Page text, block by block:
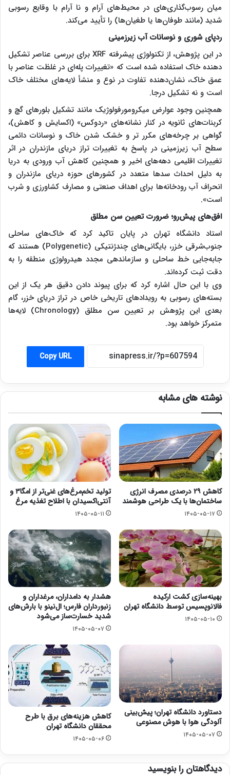
میان رسوب‌گذاری‌های در محیط‌های آرام و نا آرام با وقایع رسوبی
شدید (مانند طوفان‌ها یا طغیان‌ها) را تأیید می‌کند.
ردپای شوری و نوسانات آب زیرزمینی
در این پژوهش، از تکنولوژی پیشرفته XRF برای بررسی عناصر تشکیل
دهنده خاک استفاده شده است که «تغییرات پله‌ای در غلظت عناصر با
عمق خاک، نشان‌دهنده تفاوت در نوع و منشأ لایه‌های مختلف خاک
است و نه تشکیل درجا.
همچنین وجود عوارض میکرومورفولوژیک مانند تشکیل بلورهای گچ و
کربنات‌های ثانویه در کنار نشانه‌های «ردوکس» (اکسایش و کاهش)،
گواهی بر چرخه‌های مکرر تر و خشک شدن خاک و نوسانات دائمی
سطح آب زیرزمینی در پاسخ به تغییرات تراز دریای مازندران در اثر
تغییرات اقلیمی دهه‌های اخیر و همچنین کاهش آب ورودی به دریا
به دلیل احداث سدها متعدد در کشورهای حوزه دریای مازندران و
انحراف آب رودخانه‌ها برای اهداف صنعتی و مصارف کشاورزی و شرب
است».
افق‌های پیش‌رو؛ ضرورت تعیین سن مطلق
استاد دانشگاه تهران در پایان تاکید کرد که خاک‌های ساحلی
جنوب‌شرقی خزر، بایگانی‌های چندژنتیکی (Polygenetic) هستند که
جابه‌جایی خط ساحلی و سازماندهی مجدد هیدرولوژی منطقه را به
دقت ثبت کرده‌اند.
وی با این حال اشاره کرد که برای پیوند دادن دقیق هر یک از این
بسته‌های رسوبی به رویدادهای تاریخی خاص در تراز دریای خزر، گام
بعدی این پژوهش بر تعیین سن مطلق (Chronology) لایه‌ها
متمرکز خواهد بود.
Copy URL
نوشته های مشابه
کاهش ۲۹ درصدی مصرف انرژی
ساختمان‌ها با یک طراحی هوشمند
۱۴۰۵-۰۵-۱۷
تولید تخم‌مرغ‌های غنی‌تر از امگا۳ و
آنتی‌اکسیدان با اطلاح تغذیه مرغ
۱۴۰۵-۰۵-۱۱
بهینه‌سازی کشت ارکیده
فالانوپسیس توسط دانشگاه تهران
۱۴۰۵-۰۵-۱۰
هشدار به دامداران، مرغداران و
زنبورداران فارس؛ ال‌نینو با بارش‌های
شدید خسارت‌ساز می‌شود
۱۴۰۵-۰۵-۰۷
دستاورد دانشگاه تهران؛ پیش‌بینی
آلودگی هوا با هوش مصنوعی
۱۴۰۵-۰۵-۰۷
کاهش هزینه‌های برق با طرح
محققان دانشگاه تهران
۱۴۰۵-۰۵-۰۶
دیدگاهتان را بنویسید